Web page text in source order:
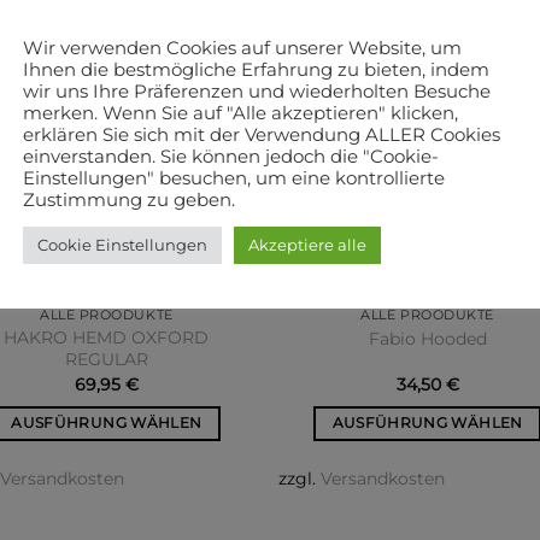
NICHT VORRÄTIG
ALLE PROODUKTE
HAKRO HEMD OXFORD
REGULAR
69,95 €
AUSFÜHRUNG WÄHLEN
Produkt
Versandkosten
ALLE PROODUKTE
Fabio Hooded
34,50 €
AUSFÜHRUNG WÄHLEN
Produkt
zzgl.Versandkosten
Wir verwenden Cookies auf unserer Website, um
Ihnen die bestmögliche Erfahrung zu bieten, indem
wir uns Ihre Präferenzen und wiederholten Besuche
merken. Wenn Sie auf "Alle akzeptieren" klicken,
erklären Sie sich mit der Verwendung ALLER Cookies
einverstanden. Sie können jedoch die "Cookie-
Einstellungen" besuchen, um eine kontrollierte
Zustimmung zu geben.
Cookie Einstellungen Akzeptiere alle